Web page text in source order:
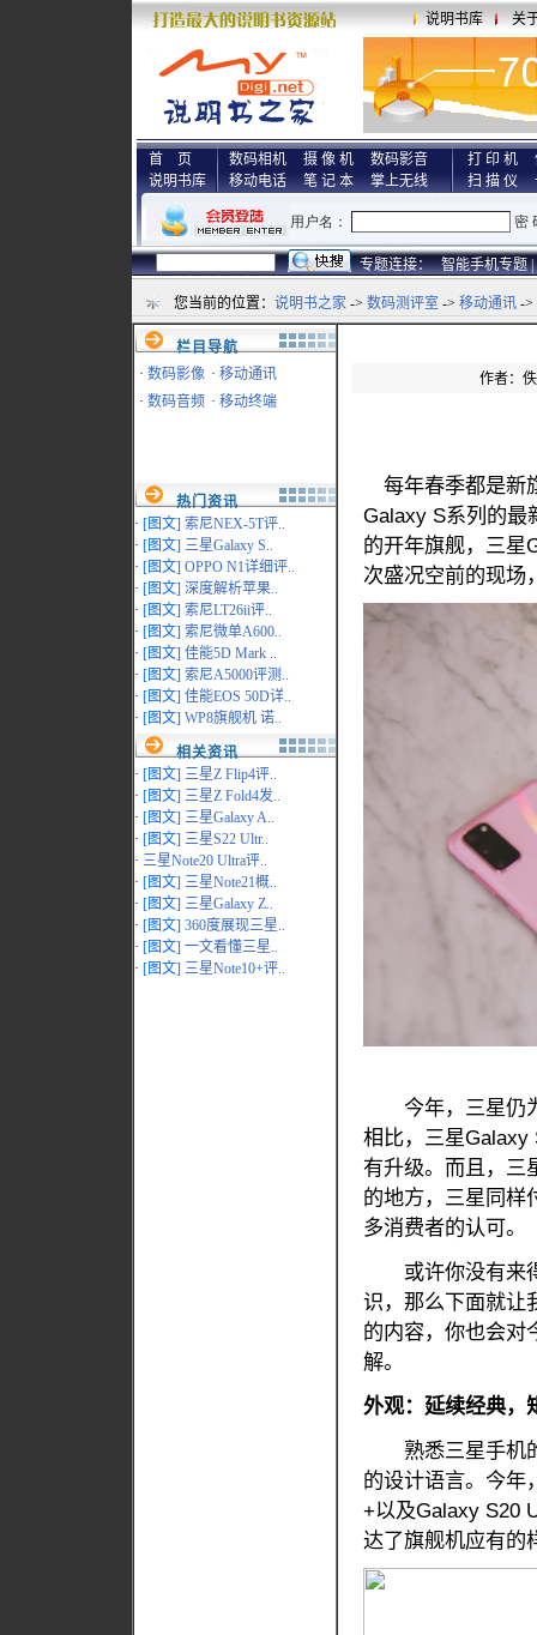
说明书库 关
首 页
说明书库
数码相机 摄 像 机
数码影音
移动电话
笔 记 本 掌上无线
打 印 机
扫 描 仪
专题连接： 智能手机专题 |
您当前的位置： 说明书之家 -> 数码测评室 -> 移动通讯 ->
栏目导航
· 数码影像 · 移动通讯
· 数码音频 · 移动终端
热门资讯
· [图文] 索尼NEX-5T评..
· [图文] 三星Galaxy S..
· [图文] OPPO N1详细评..
· [图文] 深度解析苹果..
· [图文] 索尼LT26ii评..
· [图文] 索尼微单A600..
· [图文] 佳能5D Mark ..
· [图文] 索尼A5000评测..
· [图文] 佳能EOS 50D详..
· [图文] WP8旗舰机 诺..
相关资讯
· [图文] 三星Z Flip4评..
· [图文] 三星Z Fold4发..
· [图文] 三星Galaxy A..
· [图文] 三星S22 Ultr..
· 三星Note20 Ultra评..
· [图文] 三星Note21概..
· [图文] 三星Galaxy Z..
· [图文] 360度展现三星..
· [图文] 一文看懂三星..
· [图文] 三星Note10+评..
作者：
每年春季都是新
Galaxy S系列的
的开年旗舰，三星
次盛况空前的现场
今年，三星仍为
相比，三星Galaxy
有升级。而且，三
的地方，三星同样
多消费者的认可。
或许你没有来得
识，那么下面就让
的内容，你也会对
解。
外观：延续经典，
熟悉三星手机的
的设计语言。今年
+以及Galaxy S20
达了旗舰机应有的